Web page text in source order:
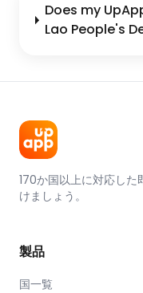
Does my
Lao People's
170か国以上に対応し
けましょう。
製品
国一覧